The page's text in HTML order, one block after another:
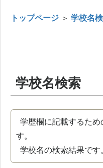
トップページ ＞ 学校名
学校名検索
学歴欄に記載するた
す。
学校名の検索結果で